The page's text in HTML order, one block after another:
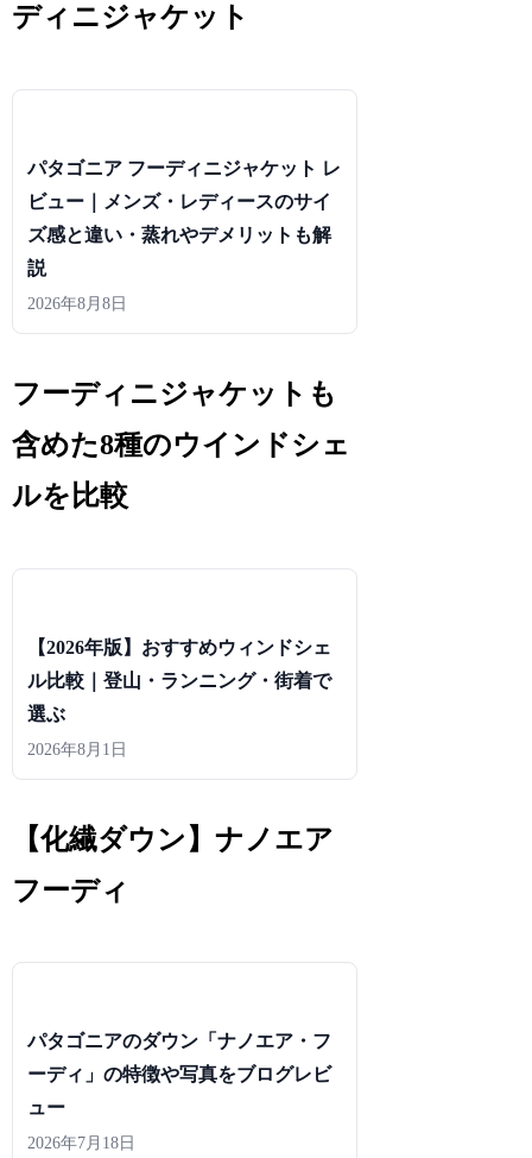
ディニジャケット
パタゴニア フーディニジャケット レ
ビュー｜メンズ・レディースのサイ
ズ感と違い・蒸れやデメリットも解
説
2026年8月8日
フーディニジャケットも
含めた8種のウインドシェ
ルを比較
【2026年版】おすすめウィンドシェ
ル比較｜登山・ランニング・街着で
選ぶ
2026年8月1日
【化繊ダウン】ナノエア
フーディ
パタゴニアのダウン「ナノエア・フ
ーディ」の特徴や写真をブログレビ
ュー
2026年7月18日